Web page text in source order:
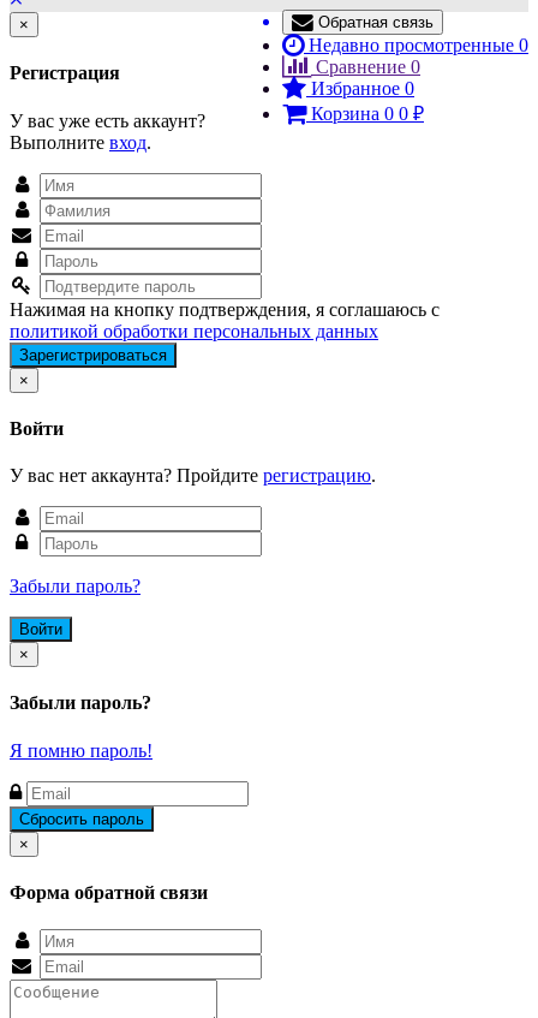
Обратная связь
Недавно просмотренные 0
Сравнение 0
Избранное 0
Корзина 0 0 ₽
×
Регистрация
У вас уже есть аккаунт?
Выполните вход.
Нажимая на кнопку подтверждения, я соглашаюсь с
политикой обработки персональных данных
×
Войти
У вас нет аккаунта? Пройдите регистрацию.
Забыли пароль?
×
Забыли пароль?
Я помню пароль!
×
Форма обратной связи